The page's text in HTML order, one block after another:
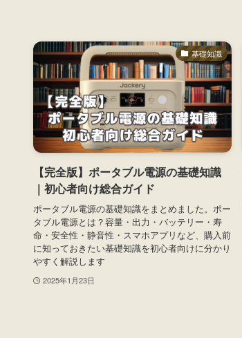
基礎知識
【完全版】ポータブル電源の基礎知識
｜初心者向け総合ガイド
ポータブル電源の基礎知識をまとめました。ポー
タブル電源とは？容量・出力・バッテリー・寿
命・安全性・静音性・スマホアプリなど、購入前
に知っておきたい基礎知識を初心者向けに分かり
やすく解説します
2025年1月23日